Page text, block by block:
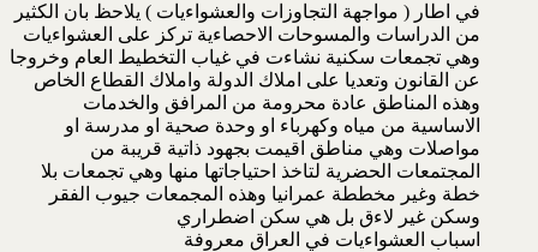
في اطار ( مواجهة التجاوزات والعشواءيات ) يلاحظ بان الكثير
من الدراسات والمسوحات الاحصاءية تركز على العشواءيات
وهي تجمعات سكنية نشاءت في غياب التخطيط العام وخروجا
عن القانون وتعديا على املاك الدولة واملاك القطاع الخاص
وهذه المناطق عادة محرومة من المرافق والخدمات
الاساسية من مياه وكهرباء او وحدة صحية او مدرسة او
مواصلات وهي مناطق اقيمت بجهود ذاتية قريبة من
المجتمعات الحضرية لتاخذ احتياجاتها منها وهي تجمعات بلا
خطة وغير مخططة عمرانيا وهذه المجمعات جيوب الفقر
وسكن غير لاءق بل هي سكن اضطراري
اسباب العشواءيات في العراق معروفة